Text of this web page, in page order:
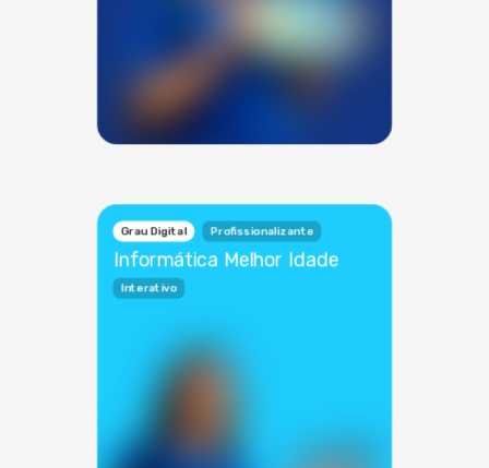
Grau Digital Profissionalizante
Informática Melhor Idade
Interativo